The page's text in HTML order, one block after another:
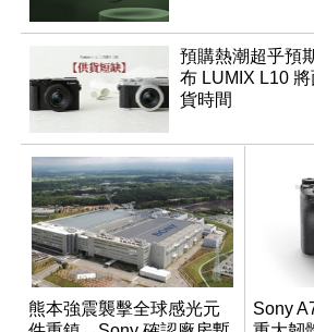
預購熱潮超乎預
布 LUMIX L10
貨時間
熊本強震襲擊全球感光元
Sony